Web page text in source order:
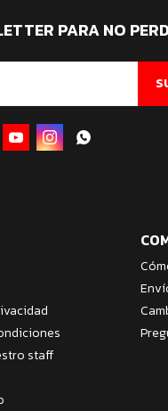
staff
PARA NO
  